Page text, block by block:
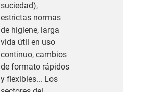
suciedad),
estrictas normas
de higiene, larga
vida útil en uso
continuo, cambios
de formato rápidos
y flexibles... Los